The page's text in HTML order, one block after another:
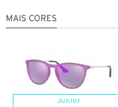
MAIS CORES
Junior